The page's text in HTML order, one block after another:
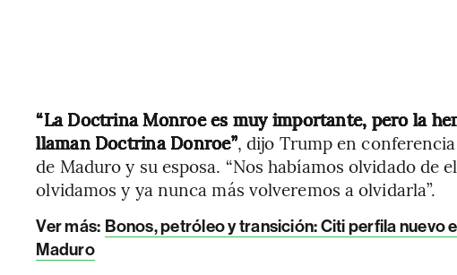
“La Doctrina Monroe es muy importante, pero la
llaman Doctrina Donroe”, dijo Trump en
de Maduro y su esposa. “Nos habíamos olvidado de
olvidamos y ya nunca más volveremos a olvidarla”.
Ver más: Bonos, petróleo y transición: Citi perfila nuevo
Maduro